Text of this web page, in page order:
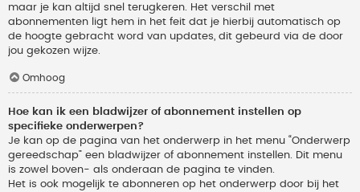
maar je kan altijd snel terugkeren. Het verschil met
abonnementen ligt hem in het feit dat je hierbij automatisch op
de hoogte gebracht word van updates, dit gebeurd via de door
jou gekozen wijze.
Omhoog
Hoe kan ik een bladwijzer of abonnement instellen op
specifieke onderwerpen?
Je kan op de pagina van het onderwerp in het menu “Onderwerp
gereedschap” een bladwijzer of abonnement instellen. Dit menu
is zowel boven- als onderaan de pagina te vinden.
Het is ook mogelijk te abonneren op het onderwerp door bij het